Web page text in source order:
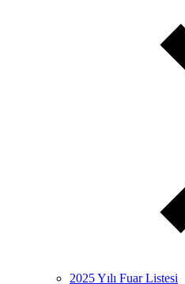
2025 Yılı Fuar Listesi